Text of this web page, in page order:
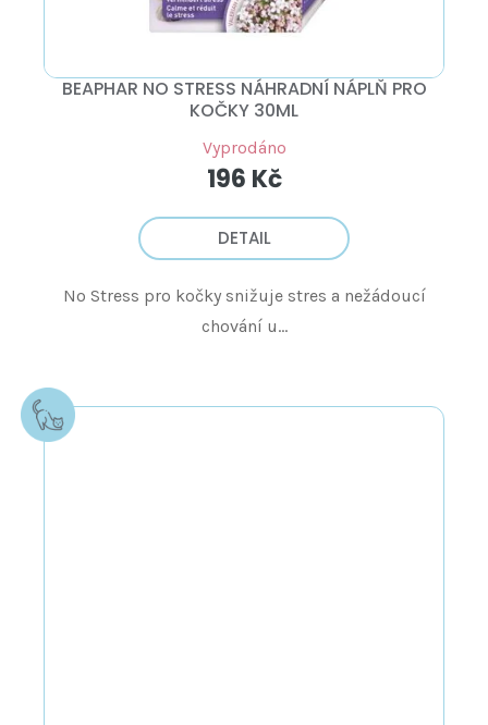
BEAPHAR NO STRESS NÁHRADNÍ NÁPLŇ PRO
KOČKY 30ML
Vyprodáno
196 Kč
DETAIL
No Stress pro kočky snižuje stres a nežádoucí
chování u...